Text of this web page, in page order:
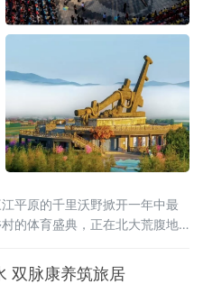
平原的千里沃野掀开一年中最
的体育盛典，正在北大荒腹地
县燃情启幕。这是村BA大区赛
袤的东北粮仓。届时，来自北
双脉康养筑旅居